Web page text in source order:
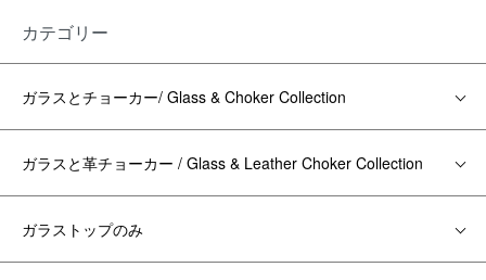
カテゴリー
ガラスとチョーカー/ Glass & Choker Collection
ガラスと革チョーカー / Glass & Leather Choker Collection
ガラストップのみ